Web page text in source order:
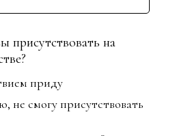
присутствовать на
приду
не смогу присутствовать